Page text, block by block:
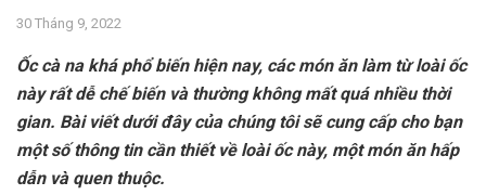
30 Tháng 9, 2022
Ốc cà na khá phổ biến hiện nay, các món ăn làm từ loài ốc
này rất dễ chế biến và thường không mất quá nhiều thời
gian. Bài viết dưới đây của chúng tôi sẽ cung cấp cho bạn
một số thông tin cần thiết về loài ốc này, một món ăn hấp
dẫn và quen thuộc.